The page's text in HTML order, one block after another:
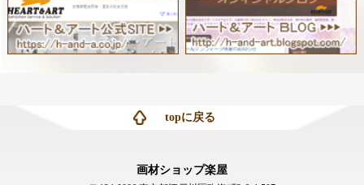
topに戻る
画材ショップ楽屋